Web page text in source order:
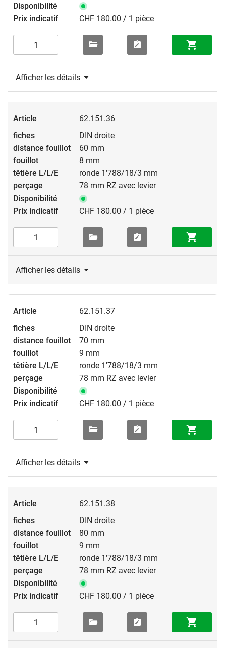
CHF 180.00 / 1 pièce
Afficher les détails
62.151.36
DIN droite
60 mm
8 mm
ronde 1'788/18/3 mm
78 mm RZ avec levier
CHF 180.00 / 1 pièce
Afficher les détails
62.151.37
DIN droite
70 mm
9 mm
ronde 1'788/18/3 mm
78 mm RZ avec levier
CHF 180.00 / 1 pièce
Afficher les détails
62.151.38
DIN droite
80 mm
9 mm
ronde 1'788/18/3 mm
78 mm RZ avec levier
CHF 180.00 / 1 pièce